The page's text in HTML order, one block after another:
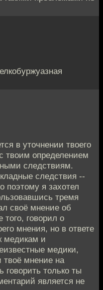
в уточнении твоего
твоим определением
следствиям.
следствия --
поэтому я захотел
тремя
своё мнение об
того, говорил о
мнения, но в ответе
медикам и
медики,
твоё мнение на
только ты
является не